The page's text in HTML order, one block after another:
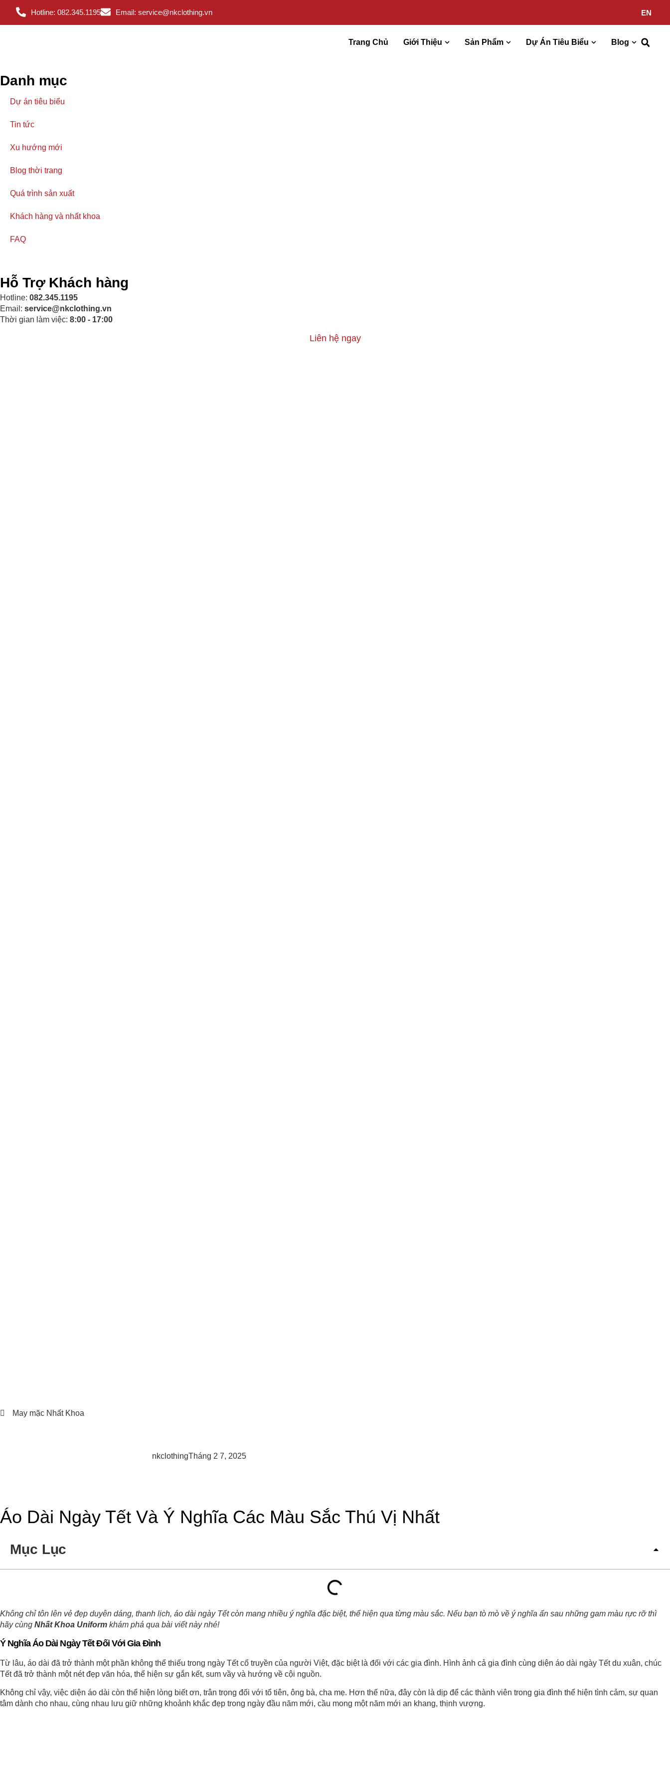
Hotline: 082.345.1195 Email: service@nkclothing.vn EN
Trang Chủ Giới Thiệu Sản Phẩm Dự Án Tiêu Biểu Blog
Danh mục
Dự án tiêu biểu
Tin tức
Xu hướng mới
Blog thời trang
Quá trình sản xuất
Khách hàng và nhất khoa
FAQ
Hỗ Trợ Khách hàng
Hotline: 082.345.1195
Email: service@nkclothing.vn
Thời gian làm việc: 8:00 - 17:00
Liên hệ ngay
May mặc Nhất Khoa
nkclothingTháng 2 7, 2025
Áo Dài Ngày Tết Và Ý Nghĩa Các Màu Sắc Thú Vị Nhất
Mục Lục
Không chỉ tôn lên vẻ đẹp duyên dáng, thanh lịch, áo dài ngày Tết còn mang nhiều ý nghĩa đặc biệt, thể hiện qua từng màu sắc. Nếu bạn tò mò về ý nghĩa ẩn sau những gam màu rực rỡ thì
hãy cùng Nhất Khoa Uniform khám phá qua bài viết này nhé!
Ý Nghĩa Áo Dài Ngày Tết Đối Với Gia Đình
Từ lâu, áo dài đã trở thành một phần không thể thiếu trong ngày Tết cổ truyền của người Việt, đặc biệt là đối với các gia đình. Hình ảnh cả gia đình cùng diện áo dài ngày Tết du xuân, chúc
Tết đã trở thành một nét đẹp văn hóa, thể hiện sự gắn kết, sum vầy và hướng về cội nguồn.
Không chỉ vậy, việc diện áo dài còn thể hiện lòng biết ơn, trân trọng đối với tổ tiên, ông bà, cha mẹ. Hơn thế nữa, đây còn là dịp để các thành viên trong gia đình thể hiện tình cảm, sự quan
tâm dành cho nhau, cùng nhau lưu giữ những khoảnh khắc đẹp trong ngày đầu năm mới, cầu mong một năm mới an khang, thịnh vượng.